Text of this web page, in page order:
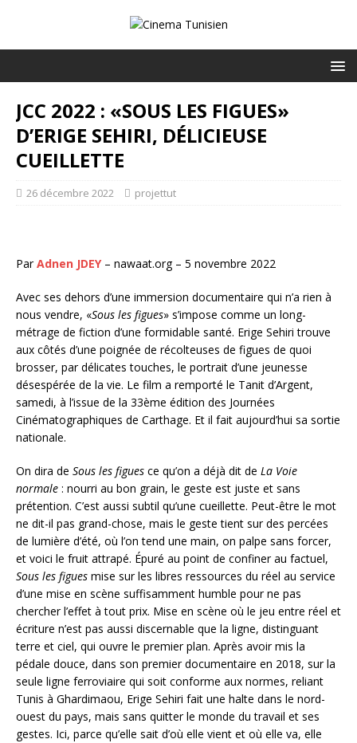
JCC 2022 : «SOUS LES FIGUES»
D’ERIGE SEHIRI, DÉLICIEUSE
CUEILLETTE
26 décembre 2022 projettut
ParAdnen JDEY– nawaat.org – 5 novembre 2022
Avec ses dehors d’une immersion documentaire qui n’a rien à
nous vendre, «Sous les figues» s’impose comme un long-
métrage de fiction d’une formidable santé. Erige Sehiri trouve
aux côtés d’une poignée de récolteuses de figues de quoi
brosser, par délicates touches, le portrait d’une jeunesse
désespérée de la vie. Le film a remporté le Tanit d’Argent,
samedi, à l’issue de la 33ème édition des Journées
Cinématographiques de Carthage. Et il fait aujourd’hui sa sortie
nationale.
On dira de Sous les figues ce qu’on a déjà dit de La Voie
normale : nourri au bon grain, le geste est juste et sans
prétention. C’est aussi subtil qu’une cueillette. Peut-être le mot
ne dit-il pas grand-chose, mais le geste tient sur des percées
de lumière d’été, où l’on tend une main, on palpe sans forcer,
et voici le fruit attrapé. Épuré au point de confiner au factuel,
Sous les figues mise sur les libres ressources du réel au service
d’une mise en scène suffisamment humble pour ne pas
chercher l’effet à tout prix. Mise en scène où le jeu entre réel et
écriture n’est pas aussi discernable que la ligne, distinguant
terre et ciel, qui ouvre le premier plan. Après avoir mis la
pédale douce, dans son premier documentaire en 2018, sur la
seule ligne ferroviaire qui soit conforme aux normes, reliant
Tunis à Ghardimaou, Erige Sehiri fait une halte dans le nord-
ouest du pays, mais sans quitter le monde du travail et ses
gestes. Ici, parce qu’elle sait d’où elle vient et où elle va, elle